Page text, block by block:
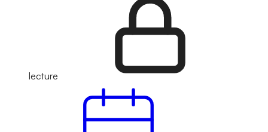
lecture